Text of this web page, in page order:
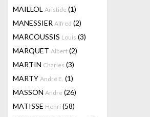
MAILLOL Aristide (1)
MANESSIER Alfred (2)
MARCOUSSIS Louis (3)
MARQUET Albert (2)
MARTIN Charles (3)
MARTY André E. (1)
MASSON Andre (26)
MATISSE Henri (58)